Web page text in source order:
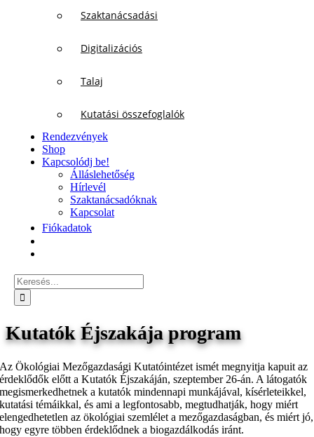
Szaktanácsadási
Digitalizációs
Talaj
Kutatási összefoglalók
Rendezvények
Shop
Kapcsolódj be!
Álláslehetőség
Hírlevél
Szaktanácsadóknak
Kapcsolat
Fiókadatok
Keresés...
Kutatók Éjszakája program
Az Ökológiai Mezőgazdasági Kutatóintézet ismét megnyitja kapuit az
érdeklődők előtt a Kutatók Éjszakáján, szeptember 26-án. A látogatók
megismerkedhetnek a kutatók mindennapi munkájával, kísérleteikkel,
kutatási témáikkal, és ami a legfontosabb, megtudhatják, hogy miért
elengedhetetlen az ökológiai szemlélet a mezőgazdaságban, és miért jó,
hogy egyre többen érdeklődnek a biogazdálkodás iránt.